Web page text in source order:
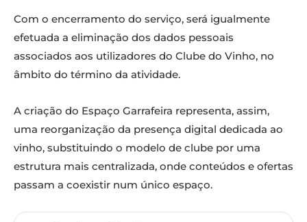
Com o encerramento do serviço, será igualmente
efetuada a eliminação dos dados pessoais
associados aos utilizadores do Clube do Vinho, no
âmbito do término da atividade.
A criação do Espaço Garrafeira representa, assim,
uma reorganização da presença digital dedicada ao
vinho, substituindo o modelo de clube por uma
estrutura mais centralizada, onde conteúdos e ofertas
passam a coexistir num único espaço.